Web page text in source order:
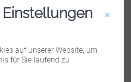
Entwicklung und eigenes Design
Umstellung von Foto-
auf unserer Website, um
für Sie laufend zu